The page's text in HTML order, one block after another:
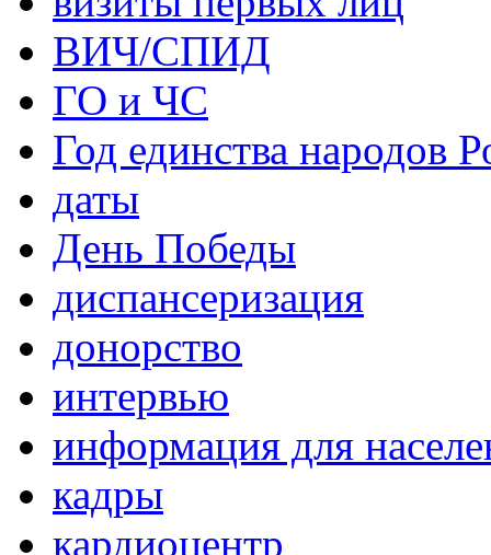
ВИЧ/СПИД
ГО и ЧС
Год единства народов
даты
День Победы
диспансеризация
донорство
интервью
информация для
кадры
кардиоцентр